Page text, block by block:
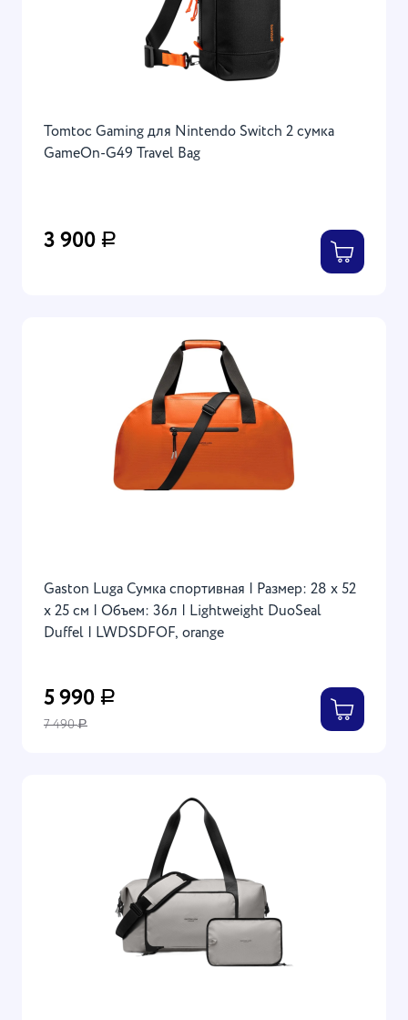
Tomtoc Gaming для Nintendo Switch 2 сумка
GameOn-G49 Travel Bag
3 900 Р
Gaston Luga Сумка спортивная | Размер: 28 х 52
х 25 см | Объем: 36л | Lightweight DuoSeal
Duffel | LWDSDFOF, orange
5 990 Р
7 490Р